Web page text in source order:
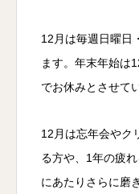
12月は毎週日曜日
ます。年末年始は
でお休みとさせて
12月は忘年会やク
る方や、1年の疲
にあたりさらに磨